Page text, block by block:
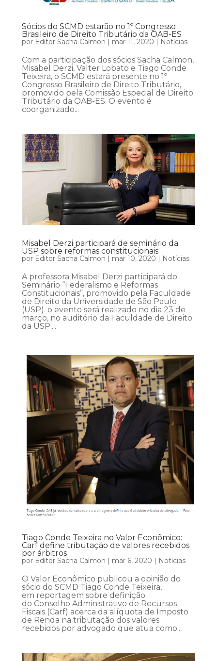
Sócios do SCMD estarão no 1º Congresso
Brasileiro de Direito Tributário da OAB-ES
por Editor Sacha Calmon | mar 11, 2020 | Notícias
Com a participação dos sócios Sacha Calmon,
Misabel Derzi, Valter Lobato e Tiago Conde
Teixeira, o SCMD estará presente no 1º
Congresso Brasileiro de Direito Tributário,
promovido pela Comissão Especial de Direito
Tributário da OAB-ES. O evento é
coorganizado...
Misabel Derzi participará de seminário da
USP sobre reformas constitucionais
por Editor Sacha Calmon | mar 10, 2020 | Notícias
A professora Misabel Derzi participará do
Seminário “Federalismo e Reformas
Constitucionais”, promovido pela Faculdade
de Direito da Universidade de São Paulo
(USP). o evento será realizado no dia 23 de
março, no auditório da Faculdade de Direito
da USP....
Tiago Conde Teixeira no Valor Econômico:
Carf define tributação de valores recebidos
por árbitros
por Editor Sacha Calmon | mar 6, 2020 | Notícias
O Valor Econômico publicou a opinião do
sócio do SCMD Tiago Conde Teixeira,
em reportagem sobre definição
do Conselho Administrativo de Recursos
Fiscais (Carf) acerca da alíquota de Imposto
de Renda na tributação dos valores
recebidos por advogado que atua como...